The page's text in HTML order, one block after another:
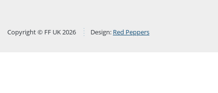
Copyright © FF UK 2026 Design: Red Peppers